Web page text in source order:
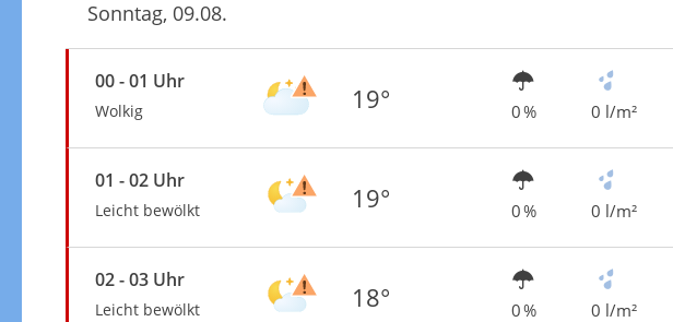
Sonntag, 09.08.
00 - 01 Uhr
Wolkig 19° 0 % 0 l/m²
01 - 02 Uhr
Leicht bewölkt 19° 0 % 0 l/m²
02 - 03 Uhr
Leicht bewölkt 18° 0 % 0 l/m²